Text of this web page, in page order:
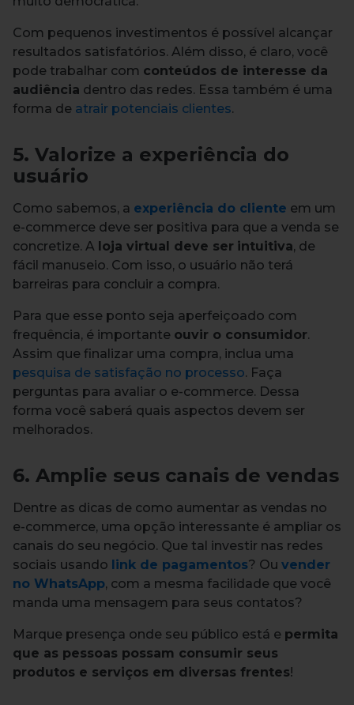
Com pequenos investimentos é possível alcançar
resultados satisfatórios. Além disso, é claro, você
pode trabalhar com conteúdos de interesse da
audiência dentro das redes. Essa também é uma
forma de atrair potenciais clientes.
5. Valorize a experiência do
usuário
Como sabemos, a experiência do cliente em um
e-commerce deve ser positiva para que a venda se
concretize. A loja virtual deve ser intuitiva, de
fácil manuseio. Com isso, o usuário não terá
barreiras para concluir a compra.
Para que esse ponto seja aperfeiçoado com
frequência, é importante ouvir o consumidor.
Assim que finalizar uma compra, inclua uma
pesquisa de satisfação no processo. Faça
perguntas para avaliar o e-commerce. Dessa
forma você saberá quais aspectos devem ser
melhorados.
6. Amplie seus canais de vendas
Dentre as dicas de como aumentar as vendas no
e-commerce, uma opção interessante é ampliar os
canais do seu negócio. Que tal investir nas redes
sociais usando link de pagamentos? Ou vender
no WhatsApp, com a mesma facilidade que você
manda uma mensagem para seus contatos?
Marque presença onde seu público está e permita
que as pessoas possam consumir seus
produtos e serviços em diversas frentes!